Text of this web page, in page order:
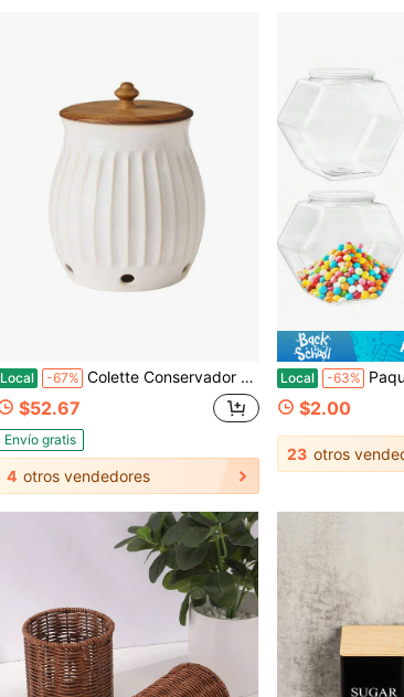
Local -67% Colette Conservador de Patatas de Gres, Blanco
$52.67
Envío gratis
4 otros vendedores
Local -63% Paquete de 4 tarros hexagonales para dulces con
$2.00
23 otros